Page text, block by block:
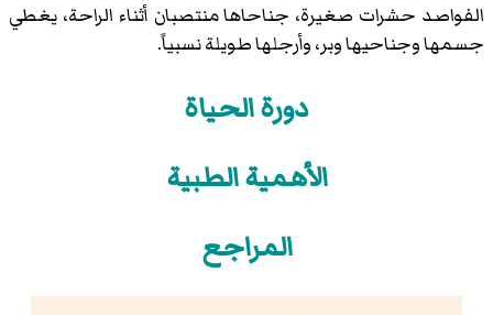
الفواصد حشرات صغيرة، جناحاها منتصبان أثناء الراحة، يغطي
جسمها وجناحيها وبر، وأرجلها طويلة نسبياً.
دورة الحياة
الأهمية الطبية
المراجع